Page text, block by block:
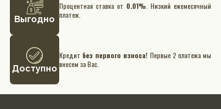
Выгодно
Процентная ставка от 0.01% . Низкий ежемесячный
платеж.
Доступно
Кредит без первого взноса! Первые 2 платежа мы
внесем за Вас.